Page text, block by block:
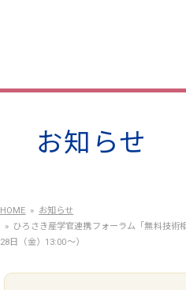
お知らせ
HOME
お知らせ
ひろさき産学官連携フォーラム「無料技術
28日（金）13:00～）